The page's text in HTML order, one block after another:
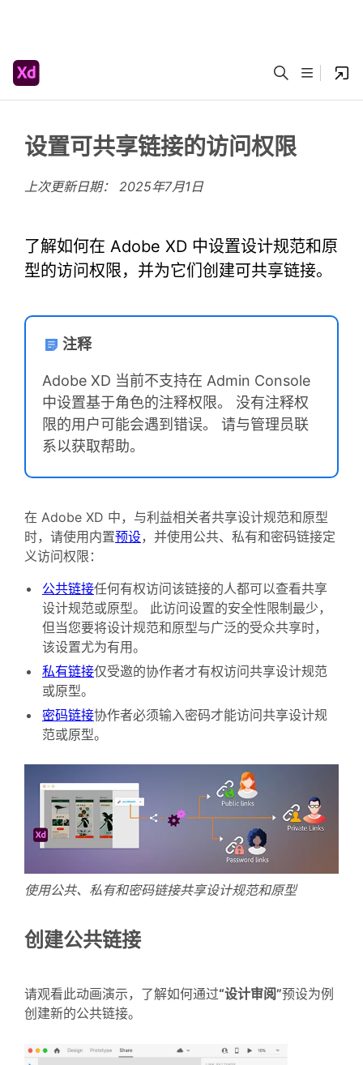
设置可共享链接的访问权限
上次更新日期： 2025年7月1日
了解如何在 Adobe XD 中设置设计规范和原
型的访问权限，并为它们创建可共享链接。
注释
Adobe XD 当前不支持在 Admin Console
中设置基于角色的注释权限。 没有注释权
限的用户可能会遇到错误。 请与管理员联
系以获取帮助。
在 Adobe XD 中，与利益相关者共享设计规范和原型
时，请使用内置预设，并使用公共、私有和密码链接定
义访问权限：
公共链接任何有权访问该链接的人都可以查看共享
设计规范或原型。 此访问设置的安全性限制最少，
但当您要将设计规范和原型与广泛的受众共享时，
该设置尤为有用。
私有链接仅受邀的协作者才有权访问共享设计规范
或原型。
密码链接协作者必须输入密码才能访问共享设计规
范或原型。
使用公共、私有和密码链接共享设计规范和原型
创建公共链接
请观看此动画演示，了解如何通过“设计审阅”预设为例
创建新的公共链接。